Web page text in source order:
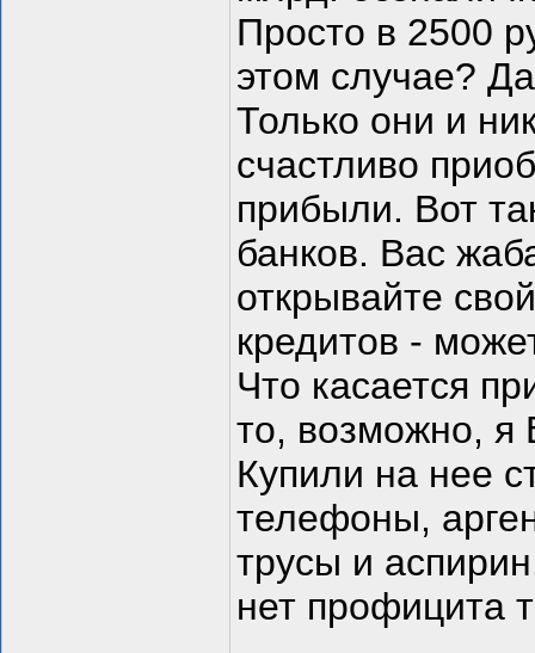
Просто в 2500
этом случае?
Только они и
счастливо
прибыли. Вот
банков. Вас
открывайте
кредитов -
Что касается
то, возможно,
Купили на нее
телефоны,
трусы и
нет профицита